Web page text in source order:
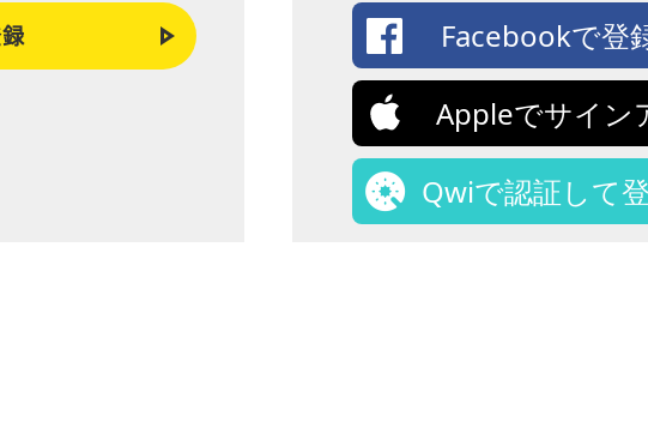
Facebookで登
Appleでサイン
Qwiで認証して